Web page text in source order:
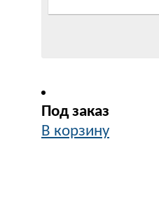
Под заказ
В корзину